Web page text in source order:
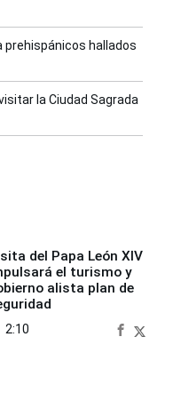
hallados
la Ciudad Sagrada
del Papa León XIV
el turismo y
alista plan de
2:10